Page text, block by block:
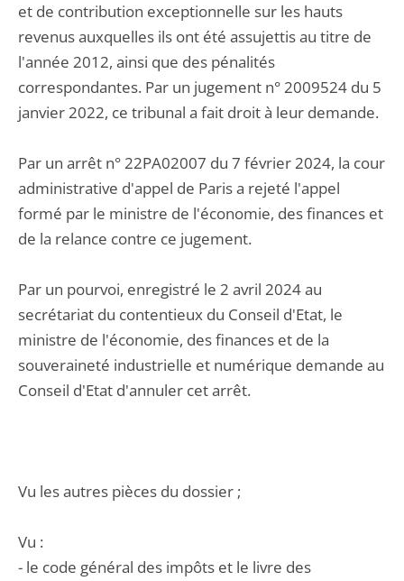
et de contribution exceptionnelle sur les hauts
revenus auxquelles ils ont été assujettis au titre de
l'année 2012, ainsi que des pénalités
correspondantes. Par un jugement n° 2009524 du 5
janvier 2022, ce tribunal a fait droit à leur demande.
Par un arrêt n° 22PA02007 du 7 février 2024, la cour
administrative d'appel de Paris a rejeté l'appel
formé par le ministre de l'économie, des finances et
de la relance contre ce jugement.
Par un pourvoi, enregistré le 2 avril 2024 au
secrétariat du contentieux du Conseil d'Etat, le
ministre de l'économie, des finances et de la
souveraineté industrielle et numérique demande au
Conseil d'Etat d'annuler cet arrêt.
Vu les autres pièces du dossier ;
Vu :
- le code général des impôts et le livre des